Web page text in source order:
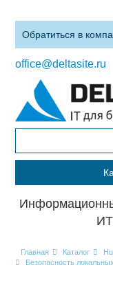
Обратиться в
office@deltasite.ru
Главная Каталог
Безопасность